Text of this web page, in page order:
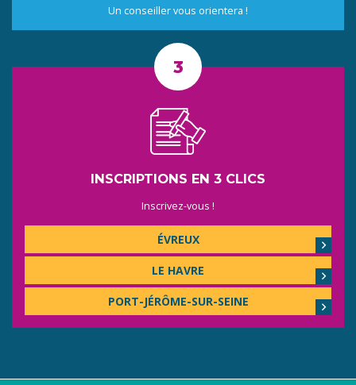
Un conseiller vous orientera !
INSCRIPTIONS EN 3 CLICS
Inscrivez-vous !
ÉVREUX
LE HAVRE
PORT-JÉRÔME-SUR-SEINE